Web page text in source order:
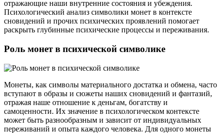
отражающие наши внутренние состояния и убеждения.
Психологический анализ символики монет в контексте
сновидений и прочих психических проявлений помогает
раскрыть глубинные психические процессы и переживания.
Роль монет в психической символике
Монеты, как символы материального достатка и обмена, часто
вступают в образы и сюжеты наших сновидений и фантазий,
отражая наше отношение к деньгам, богатству и
самоценности. Их значение в психологическом контексте
может быть разнообразным и зависит от индивидуальных
переживаний и опыта каждого человека. Для одного монеты